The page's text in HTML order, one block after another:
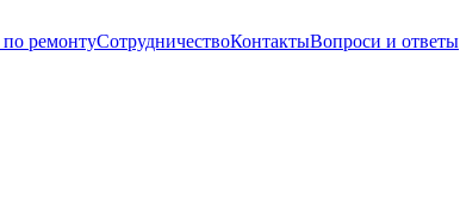
ремонтуСотрудничествоКонтактыВопроси и ответы